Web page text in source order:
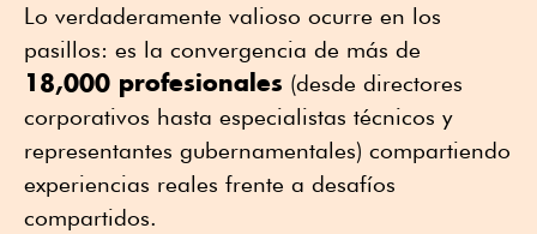
Lo verdaderamente valioso ocurre en los
pasillos: es la convergencia de más de
18,000 profesionales (desde directores
corporativos hasta especialistas técnicos y
representantes gubernamentales) compartiendo
experiencias reales frente a desafíos
compartidos.